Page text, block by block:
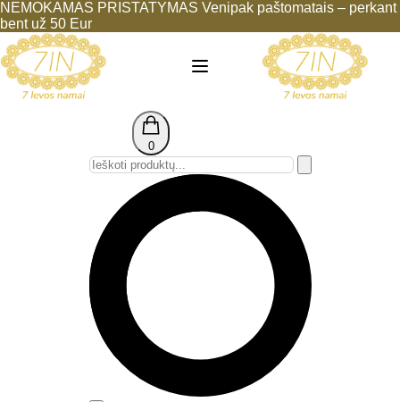
NEMOKAMAS PRISTATYMAS Venipak paštomatais – perkant
bent už 50 Eur
0